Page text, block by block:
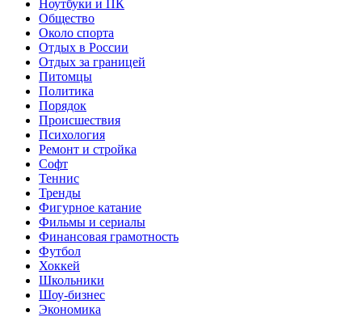
Ноутбуки и ПК
Общество
Около спорта
Отдых в России
Отдых за границей
Питомцы
Политика
Порядок
Происшествия
Психология
Ремонт и стройка
Софт
Теннис
Тренды
Фигурное катание
Фильмы и сериалы
Финансовая грамотность
Футбол
Хоккей
Школьники
Шоу-бизнес
Экономика